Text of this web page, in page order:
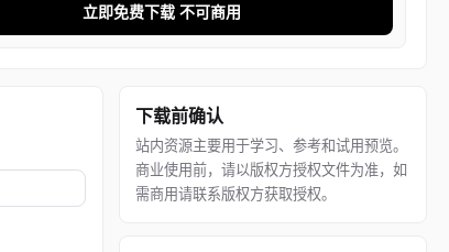
立即免费下载 不可商用
下载前确认
站内资源主要用于学习、参考和试用预览。
商业使用前，请以版权方授权文件为准，如
需商用请联系版权方获取授权。